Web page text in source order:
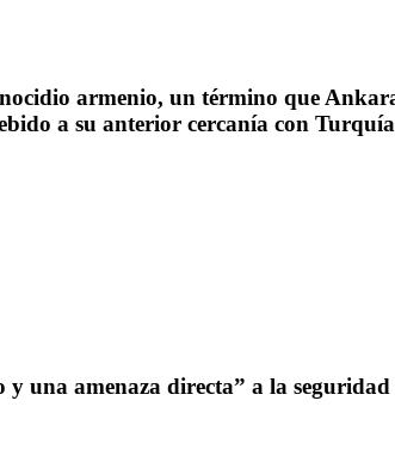
armenio, un término que
a su anterior cercanía con
una amenaza directa” a la